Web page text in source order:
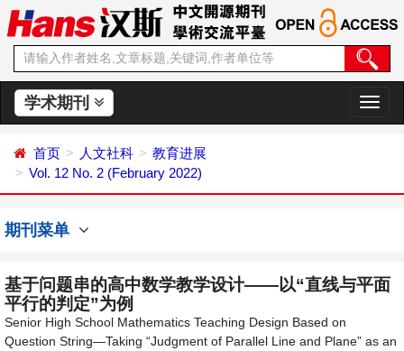
学术期刊
切
换
首页 人文社科
教育进展
Vol. 12 No. 2 (February 2022)
期刊菜单
基于问题串的高中数学教学设计——以“直线与平面
平行的判定”为例
Senior High School Mathematics Teaching Design Based on
Question String—Taking “Judgment of Parallel Line and Plane” as an